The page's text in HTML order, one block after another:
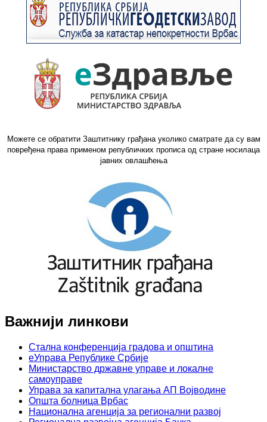
Можете се обратити Заштитнику грађана уколико сматрате да су вам
повређена права применом републичких прописа од стране носилаца
јавних овлашћења
Важнији линкови
Стална конференција градова и општина
еУправа Републике Србије
Министарство државне управе и локалне
самоуправе
Управа за капитална улагања АП Војводине
Општа болница Врбас
Национална агенција за регионални развој